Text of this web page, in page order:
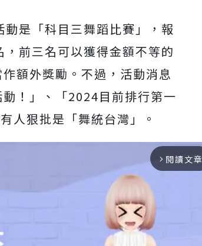
是「科目三舞蹈比賽」，報
前三名可以獲得金額不等的
額外獎勵。不過，活動消息
！」、「2024目前排行第一
人狠批是「舞統台灣」。
arrow_forward_ios 閱讀文章